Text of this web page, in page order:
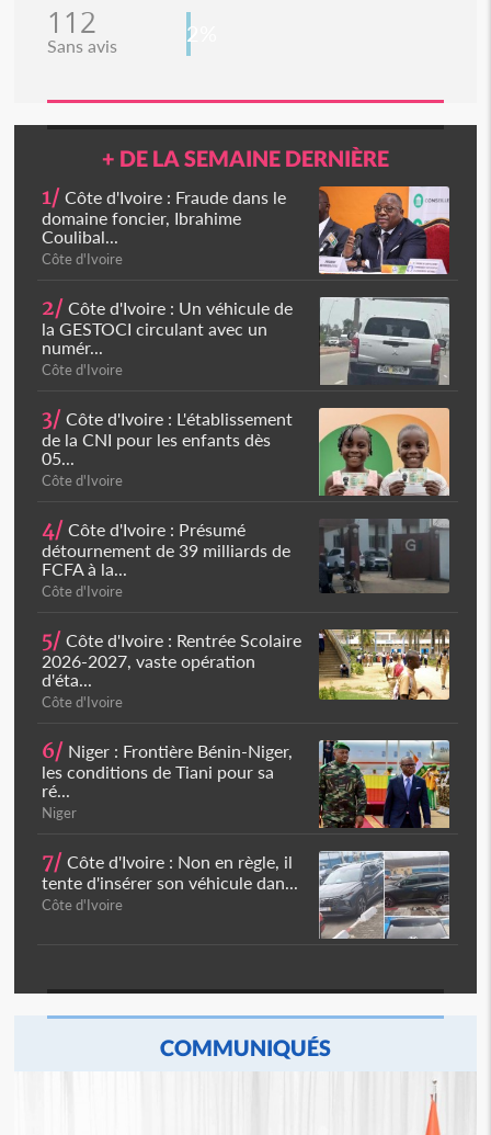
112
Sans avis 2%
+ DE LA SEMAINE DERNIÈRE
1/ Côte d'Ivoire : Fraude dans le
domaine foncier, Ibrahime
Coulibal...
Côte d'Ivoire
2/ Côte d'Ivoire : Un véhicule de
la GESTOCI circulant avec un
numér...
Côte d'Ivoire
3/ Côte d'Ivoire : L'établissement
de la CNI pour les enfants dès
05...
Côte d'Ivoire
4/ Côte d'Ivoire : Présumé
détournement de 39 milliards de
FCFA à la...
Côte d'Ivoire
5/ Côte d'Ivoire : Rentrée Scolaire
2026-2027, vaste opération
d'éta...
Côte d'Ivoire
6/ Niger : Frontière Bénin-Niger,
les conditions de Tiani pour sa
ré...
Niger
7/ Côte d'Ivoire : Non en règle, il
tente d'insérer son véhicule dan...
Côte d'Ivoire
COMMUNIQUÉS